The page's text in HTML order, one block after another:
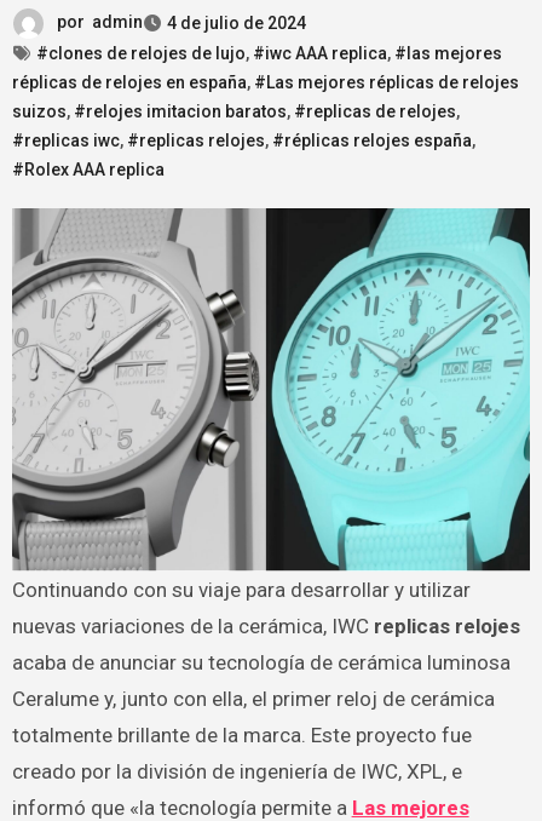
por admin
4 de julio de 2024
#clones de relojes de lujo, #iwc AAA replica, #las mejores
réplicas de relojes en españa, #Las mejores réplicas de relojes
suizos, #relojes imitacion baratos, #replicas de relojes,
#replicas iwc, #replicas relojes, #réplicas relojes españa,
#Rolex AAA replica
Continuando con su viaje para desarrollar y utilizar
nuevas variaciones de la cerámica, IWC replicas relojes
acaba de anunciar su tecnología de cerámica luminosa
Ceralume y, junto con ella, el primer reloj de cerámica
totalmente brillante de la marca. Este proyecto fue
creado por la división de ingeniería de IWC, XPL, e
informó que «la tecnología permite a Las mejores